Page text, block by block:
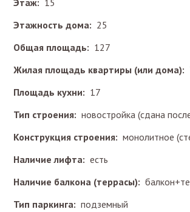
Этаж: 15
Этажность дома: 25
Общая площадь: 127
Жилая площадь квартиры (или дома):
Площадь кухни: 17
Тип строения: новостройка (сдана
Конструкция строения: монолитное
Наличие лифта: есть
Наличие балкона (террасы):
Тип паркинга: подземный